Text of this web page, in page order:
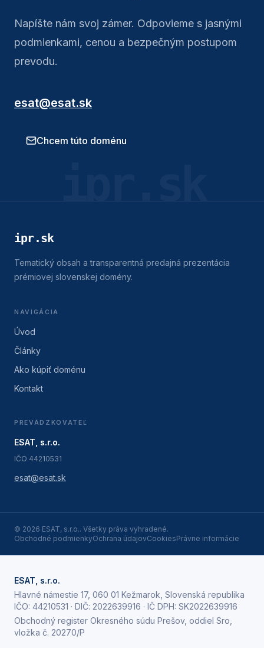
Napíšte nám svoj zámer. Odpovieme s jasnými
podmienkami, cenou a bezpečným postupom
prevodu.
esat@esat.sk
Chcem túto doménu
ipr.sk
Tematický obsah a transparentná predajná prezentácia
prémiovej slovenskej domény.
NAVIGÁCIA
Úvod
Články
Ako kúpiť doménu
Kontakt
PREVÁDZKOVATEĽ
ESAT, s.r.o.
IČO 44210531
esat@esat.sk
© 2026 ESAT, s.r.o.. Všetky práva vyhradené.
Obchodné podmienkyOchrana údajovCookiesPrávne informácie
ESAT, s.r.o.
Hlavné námestie 17, 060 01 Kežmarok, Slovenská republika
IČO: 44210531 · DIČ: 2022639916 · IČ DPH: SK2022639916
Obchodný register Okresného súdu Prešov, oddiel Sro,
vložka č. 20270/P